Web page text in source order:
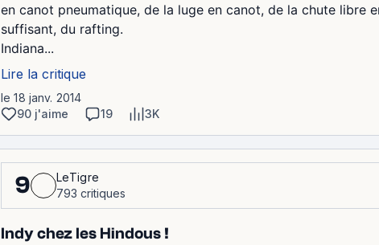
en canot pneumatique, de la luge en canot, de la chute libre
suffisant, du rafting.
Indiana...
Lire la critique
le 18 janv. 2014
90 j'aime
19 3K
9
LeTigre
793 critiques
Indy chez les Hindous !